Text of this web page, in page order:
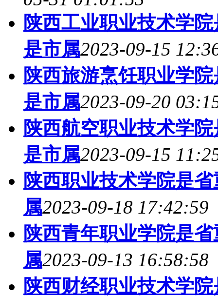
陕西工业职业技术学
是市属2023-09-15
陕西旅游烹饪职业学
是市属2023-09-20
陕西航空职业技术学
是市属2023-09-15
陕西职业技术学院是
属2023-09-18 17:42:59
陕西青年职业学院是
属2023-09-13 16:58:58
陕西财经职业技术学